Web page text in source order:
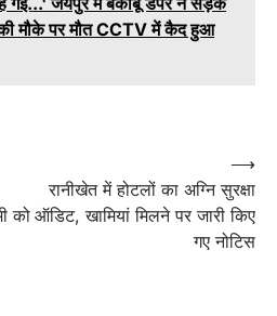
की मौके पर मौत CCTV में कैद हुआ
को
रानीखेत में होटलों का अग्नि सुरक्षा
ऑडिट, खामियां मिलने पर जारी किए
गए नोटिस
⟶